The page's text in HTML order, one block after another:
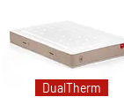
DualTherm